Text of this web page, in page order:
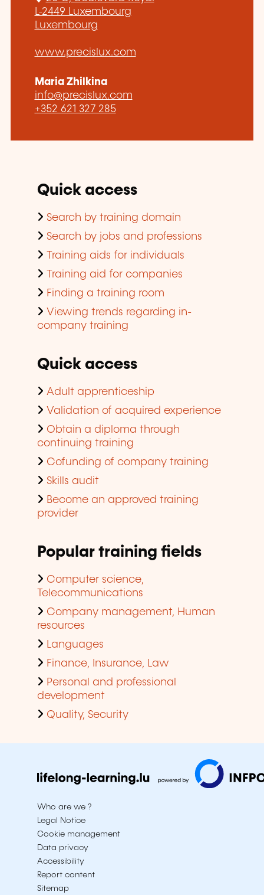
L-2449 Luxembourg
Luxembourg
www.precislux.com
Maria Zhilkina
info@precislux.com
+352 621 327 285
Quick access
Search by training domain
Search by jobs and professions
Training aids for individuals
Training aid for companies
Finding a training room
Viewing trends regarding in-
company training
Quick access
Adult apprenticeship
Validation of acquired experience
Obtain a diploma through
continuing training
Cofunding of company training
Skills audit
Become an approved training
provider
Popular training fields
Computer science,
Telecommunications
Company management, Human
resources
Languages
Finance, Insurance, Law
Personal and professional
development
Quality, Security
Who are we ?
Legal Notice
Cookie management
Data privacy
Accessibility
Report content
Sitemap